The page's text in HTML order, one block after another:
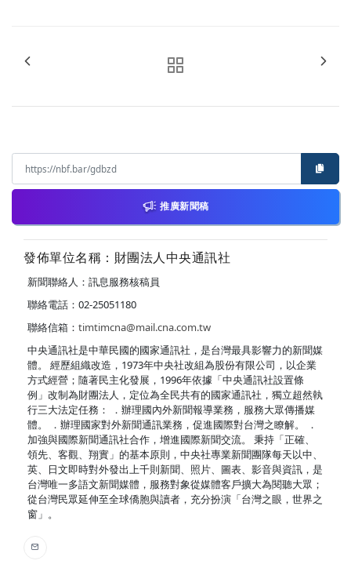
推廣新聞稿
發佈單位名稱：財團法人中央通訊社
新聞聯絡人：訊息服務核稿員
聯絡電話：02-25051180
聯絡信箱： timtimcna@mail.cna.com.tw
中央通訊社是中華民國的國家通訊社，是台灣最具影響力的新聞媒
體。 經歷組織改造，1973年中央社改組為股份有限公司，以企業
方式經營；隨著民主化發展，1996年依據「中央通訊社設置條
例」改制為財團法人，定位為全民共有的國家通訊社，獨立超然執
行三大法定任務： ．辦理國內外新聞報導業務，服務大眾傳播媒
體。 ．辦理國家對外新聞通訊業務，促進國際對台灣之瞭解。 ．
加強與國際新聞通訊社合作，增進國際新聞交流。 秉持「正確、
領先、客觀、翔實」的基本原則，中央社專業新聞團隊每天以中、
英、日文即時對外發出上千則新聞、照片、圖表、影音與資訊，是
台灣唯一多語文新聞媒體，服務對象從媒體客戶擴大為閱聽大眾；
從台灣民眾延伸至全球僑胞與讀者，充分扮演「台灣之眼，世界之
窗」。